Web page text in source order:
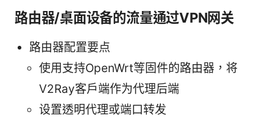
路由器/桌面设备的流量通过VPN网关
路由器配置要点
使用支持OpenWrt等固件的路由器，将
V2Ray客户端作为代理后端
设置透明代理或端口转发